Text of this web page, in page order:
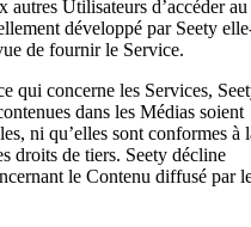
autres Utilisateurs d’accéder au
développé par Seety
de fournir le Service.
qui concerne les Services,
dans les Médias soient
ni qu’elles sont conformes à
droits de tiers. Seety décline
le Contenu diffusé par